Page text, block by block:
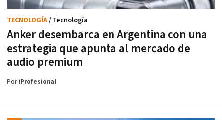
Anker desembarca en Argentina con una
estrategia que apunta al mercado de
audio premium
TECNOLOGÍA/ Tecnología
PoriProfesional